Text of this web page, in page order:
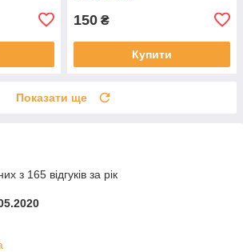
150 ₴
Купити
Показати ще
з 165 відгуків за рік